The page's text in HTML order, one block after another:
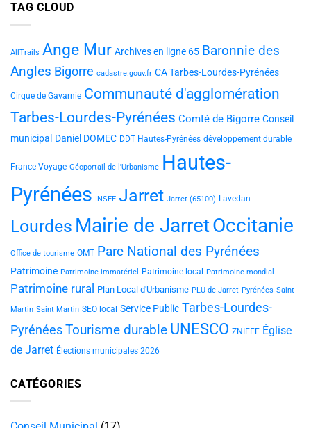
TAG CLOUD
AllTrails Ange Mur Archives en ligne 65 Baronnie des
Angles Bigorre cadastre.gouv.fr CA Tarbes-Lourdes-Pyrénées
Cirque de Gavarnie Communauté d'agglomération
Tarbes-Lourdes-Pyrénées Comté de Bigorre Conseil
municipal Daniel DOMEC DDT Hautes-Pyrénées développement durable
France-Voyage Géoportail de l'Urbanisme Hautes-
Pyrénées INSEE Jarret Jarret (65100) Lavedan
Lourdes Mairie de JarretOccitanie
Office de tourisme OMT Parc National des Pyrénées
Patrimoine Patrimoine immatériel Patrimoine local Patrimoine mondial
Patrimoine rural Plan Local d'Urbanisme PLU de Jarret Pyrénées Saint-
Martin Saint Martin SEO local Service Public Tarbes-Lourdes-
Pyrénées Tourisme durable UNESCO ZNIEFF Église
de Jarret Élections municipales 2026
CATÉGORIES